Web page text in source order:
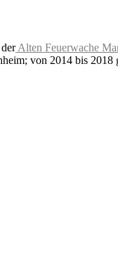
Alten Feuerwache
von 2014 bis